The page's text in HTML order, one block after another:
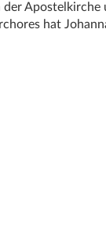
Apostelkirche
hat